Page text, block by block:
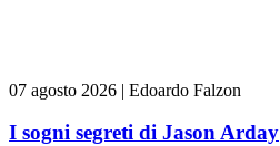
07 agosto 2026 | Edoardo Falzon
I sogni segreti di Jason Arday